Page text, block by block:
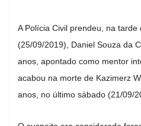
A Polícia Civil prendeu, na tarde
(25/09/2019), Daniel Souza da
anos, apontado como mentor
acabou na morte de Kazimerz
anos, no último sábado (21/09/